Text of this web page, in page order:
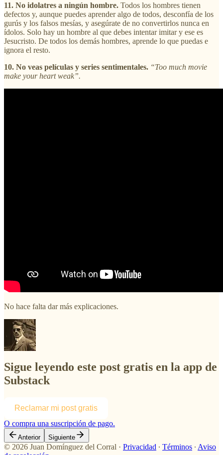
11. No idolatres a ningún hombre. Todos los hombres tienen
defectos y, aunque puedes aprender algo de todos, desconfía de los
gurús y los falsos mesías, y asegúrate de no convertirlos nunca en
ídolos. Solo hay un hombre al que debes intentar imitar y ese es
Jesucristo. De todos los demás hombres, aprende lo que puedas e
ignora el resto.
10. No veas películas y series sentimentales. “Too much movie
make your heart weak”.
No hace falta dar más explicaciones.
Sigue leyendo este post gratis en la app de
Substack
Reclamar mi post gratis
O compra una suscripción de pago.
Anterior Siguiente
© 2026 Juan Domínguez del Corral · Privacidad ∙ Términos ∙ Aviso